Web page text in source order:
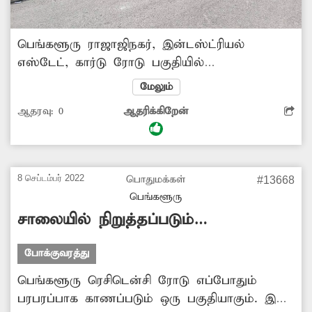
பெங்களூரு ராஜாஜிநகர், இன்டஸ்ட்ரியல்
எஸ்டேட், கார்டு ரோடு பகுதியில்
வாகனங்களுக்கு இடையூறாக மரக்கிளைகள்
உள்ளன. இதனால் அதிவேகமாக செல்லும்
வாகன ஓட்டிகள் விபத்தில் சிக்கவும்
வாய்ப்புள்ளது. எனவே மாநகராட்சி அதிகாரிகள்
எடுக்க வேண்டும்.
மேலும்
ஆதரவு: 0 ஆதரிக்கிறேன்
8 செப்டம்பர் 2022
பொதுமக்கள்
பெங்களூரு
#13668
சாலையில் நிறுத்தப்படும்
வாகனங்களால் போக்குவரத்து பாதிப்பு
போக்குவரத்து
பெங்களூரு ரெசிடென்சி ரோடு எப்போதும்
பரபரப்பாக காணப்படும் ஒரு பகுதியாகும். இந்த